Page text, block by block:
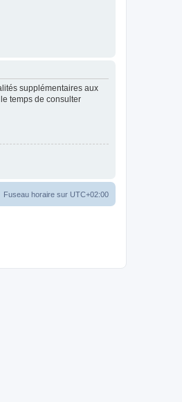
supplémentaires aux
temps de consulter
Fuseau horaire sur UTC+02:00